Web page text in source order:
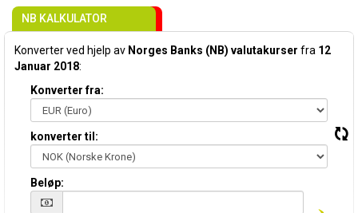
NB KALKULATOR
Konverter ved hjelp av Norges Banks (NB) valutakurser fra 12
Januar 2018:
Konverter fra:
konverter til:
Beløp: